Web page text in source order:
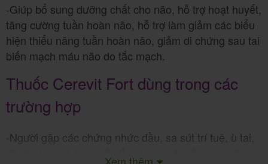
-Giúp bổ sung dưỡng chất cho não, hỗ trợ hoạt huyết,
tăng cường tuần hoàn não, hỗ trợ làm giảm các biểu
hiện thiểu năng tuần hoàn não, giảm di chứng sau tai
biến mạch máu não do tắc mạch.
Thuốc Cerevit Fort dùng trong các
trường hợp
-Người gặp các chứng nhức đầu, sa sút trí tuệ, ù tai,